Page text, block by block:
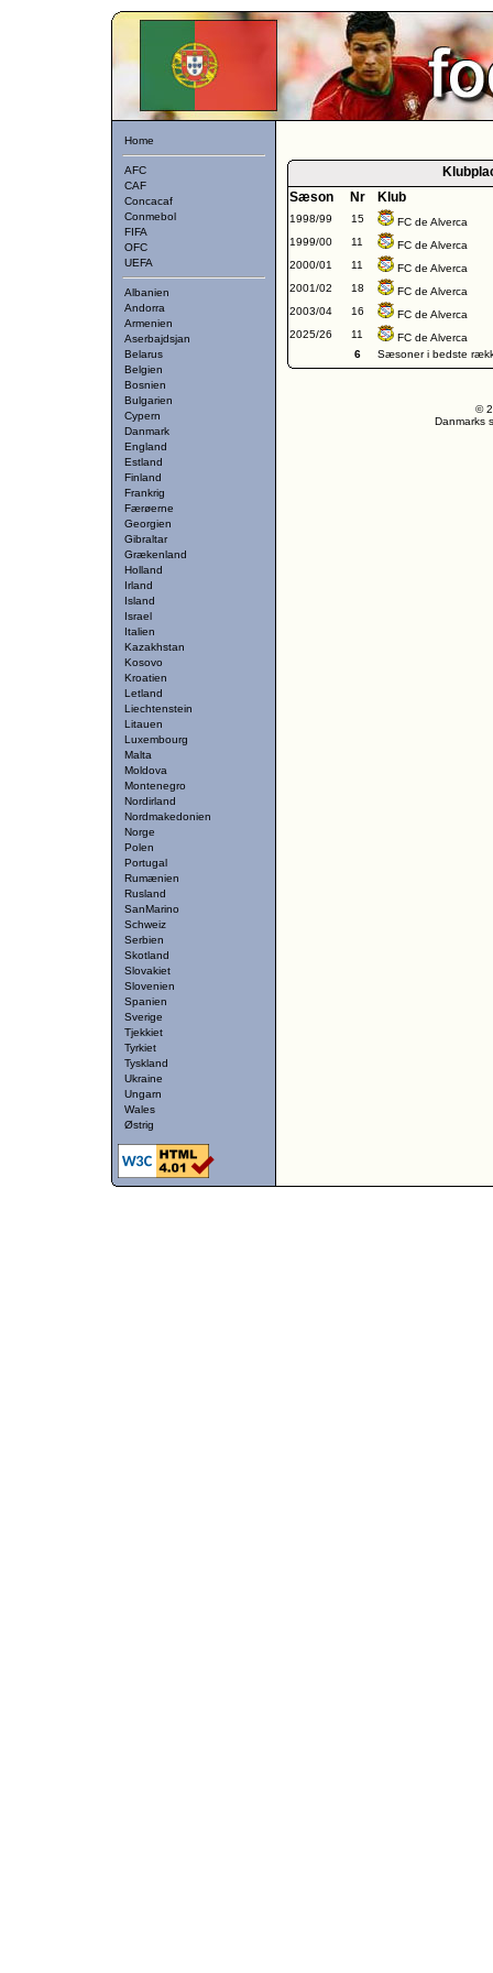
Home
AFC
CAF
Concacaf
Conmebol
FIFA
OFC
UEFA
Albanien
Andorra
Armenien
Aserbajdsjan
Belarus
Belgien
Bosnien
Bulgarien
Cypern
Danmark
England
Estland
Finland
Frankrig
Færøerne
Georgien
Gibraltar
Grækenland
Holland
Irland
Island
Israel
Italien
Kazakhstan
Kosovo
Kroatien
Letland
Liechtenstein
Litauen
Luxembourg
Malta
Moldova
Montenegro
Nordirland
Nordmakedonien
Norge
Polen
Portugal
Rumænien
Rusland
SanMarino
Schweiz
Serbien
Skotland
Slovakiet
Slovenien
Spanien
Sverige
Tjekkiet
Tyrkiet
Tyskland
Ukraine
Ungarn
Wales
Østrig
Sæson
Nr Klub
1998/99 15
FC de Alverca
1999/00
11
FC de Alverca
2000/01
11
FC de Alverca
2001/02
18
FC de Alverca
2003/04
16
FC de Alverca
2025/26
11
FC de Alverca
6
Sæsoner i bedste
©
Danmarks